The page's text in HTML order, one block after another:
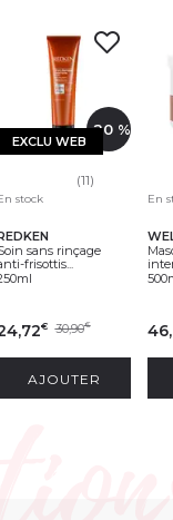
EXCLU WEB
-20 %
(11)
stock
sans rinçage
frisottis...
€ 30,90€
AJOUTER
En